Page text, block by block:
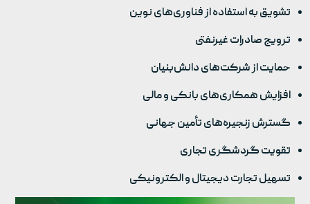
تشویق به استفاده از فناوری‌های نوین​
ترویج صادرات غیرنفتی​
حمایت از شرکت‌های دانش‌بنیان
افزایش همکاری‌های بانکی و مالی
گسترش زنجیره‌های تأمین جهانی
تقویت گردشگری تجاری​
تسهیل تجارت دیجیتال و الکترونیکی